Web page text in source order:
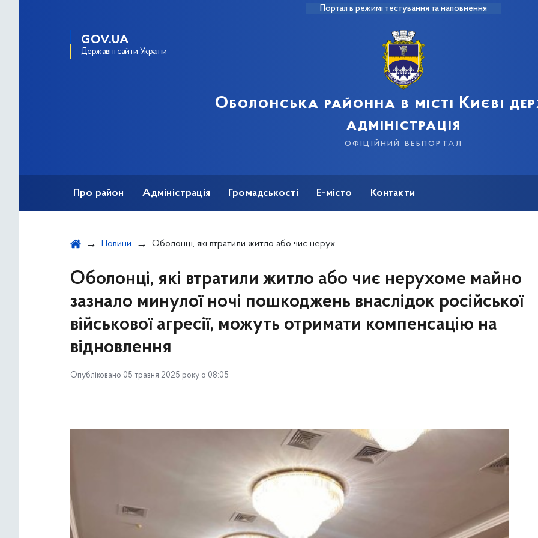
Портал в режимі тестування та наповнення
GOV.UA
Державні сайти України
Оболонська районна в місті Києві
адміністрація
офіційний вебпортал
Про район Адміністрація Громадськості Е-місто Контакти
Новини Оболонці, які втратили житло або чиє нерухоме майно зазнало минулої ночі пошкоджень внаслідок російської військової агресії, можуть отримати компенсацію на відновлення
Оболонці, які втратили житло або чиє нерухоме майно
зазнало минулої ночі пошкоджень внаслідок російської
військової агресії, можуть отримати компенсацію на
відновлення
Опубліковано 05 травня 2025 року о 08:05